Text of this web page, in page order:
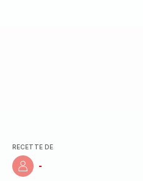
RECETTE DE
-